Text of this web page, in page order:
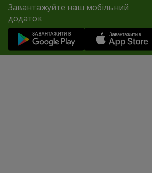
Завантажуйте наш мобільний
додаток